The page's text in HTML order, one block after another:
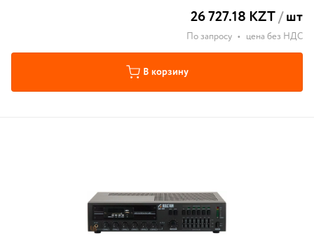
26 727.18 KZT/шт
По запросу • цена без НДС
В корзину